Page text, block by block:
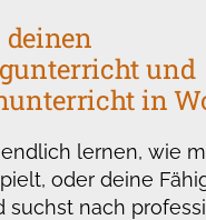
deinen
und
in
lernen, wie
oder deine
suchst nach